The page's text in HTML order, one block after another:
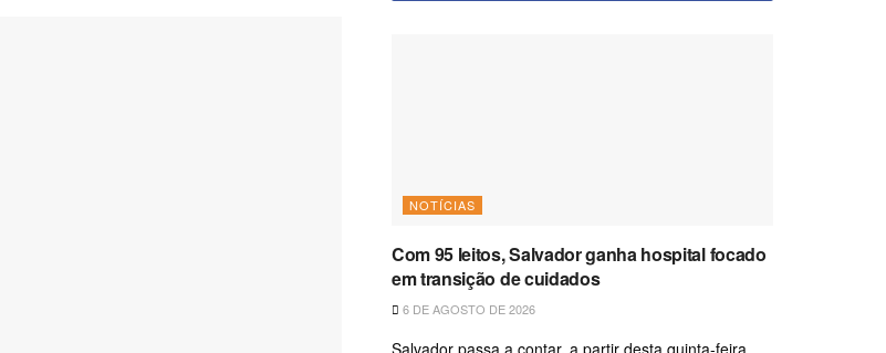
NOTÍCIAS
Com 95 leitos, Salvador ganha hospital focado
em transição de cuidados
6 DE AGOSTO DE 2026
Salvador passa a contar, a partir desta quinta-feira